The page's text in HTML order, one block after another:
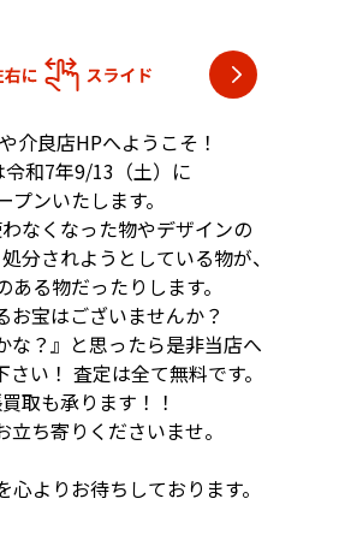
介良店HPへようこそ！
令和7年9/13（土）に
プンいたします。
なくなった物やデザインの
処分されようとしている物が、
ある物だったりします。
お宝はございませんか？
な？』と思ったら是非当店へ
い！ 査定は全て無料です。
取も承ります！！
立ち寄りくださいませ。
心よりお待ちしております。